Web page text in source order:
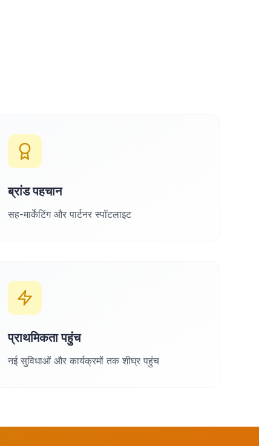
ब्रांड पहचान
सह-मार्केटिंग और पार्टनर स्पॉटलाइट
प्राथमिकता पहुंच
नई सुविधाओं और कार्यक्रमों तक शीघ्र पहुंच